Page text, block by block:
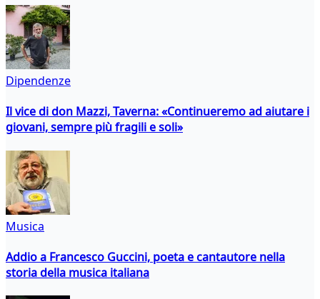
Dipendenze
Il vice di don Mazzi, Taverna: «Continueremo ad aiutare i
giovani, sempre più fragili e soli»
Musica
Addio a Francesco Guccini, poeta e cantautore nella
storia della musica italiana